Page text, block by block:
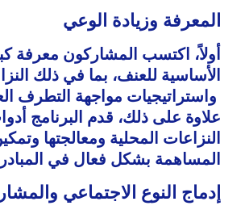
المعرفة وزيادة الوعي
أولاً، اكتسب المشاركون معرفة
الأساسية للعنف، بما في ذلك
علاوة على ذلك، قدم البرنامج
النزاعات المحلية ومعالجتها
المساهمة بشكل فعال في
إدماج النوع الاجتماعي